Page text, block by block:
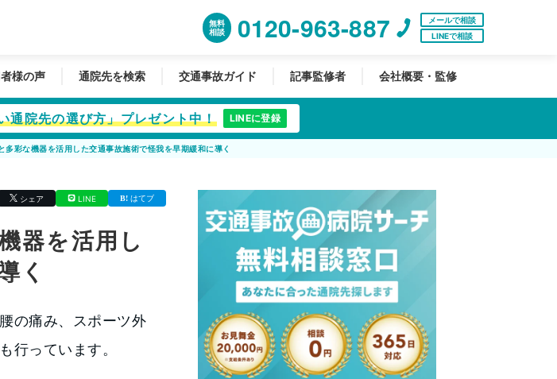
無料
相談
0120-963-887
メールで相談
LINEで相談
様の声 通院先を検索 交通事故ガイド 記事監修者 会社概要・監修
通院先の選び方」プレゼント中！ LINEに登録
多彩な機器を活用した交通事故施術で怪我を早期緩和に導く
シェア LINE はてブ
器を活用し
く
の痛み、スポーツ外
行っています。